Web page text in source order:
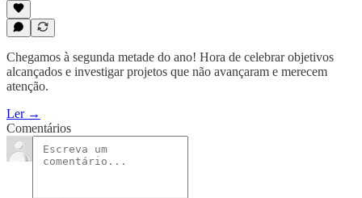
Chegamos à segunda metade do ano! Hora de celebrar objetivos
alcançados e investigar projetos que não avançaram e merecem
atenção.
Ler →
Comentários